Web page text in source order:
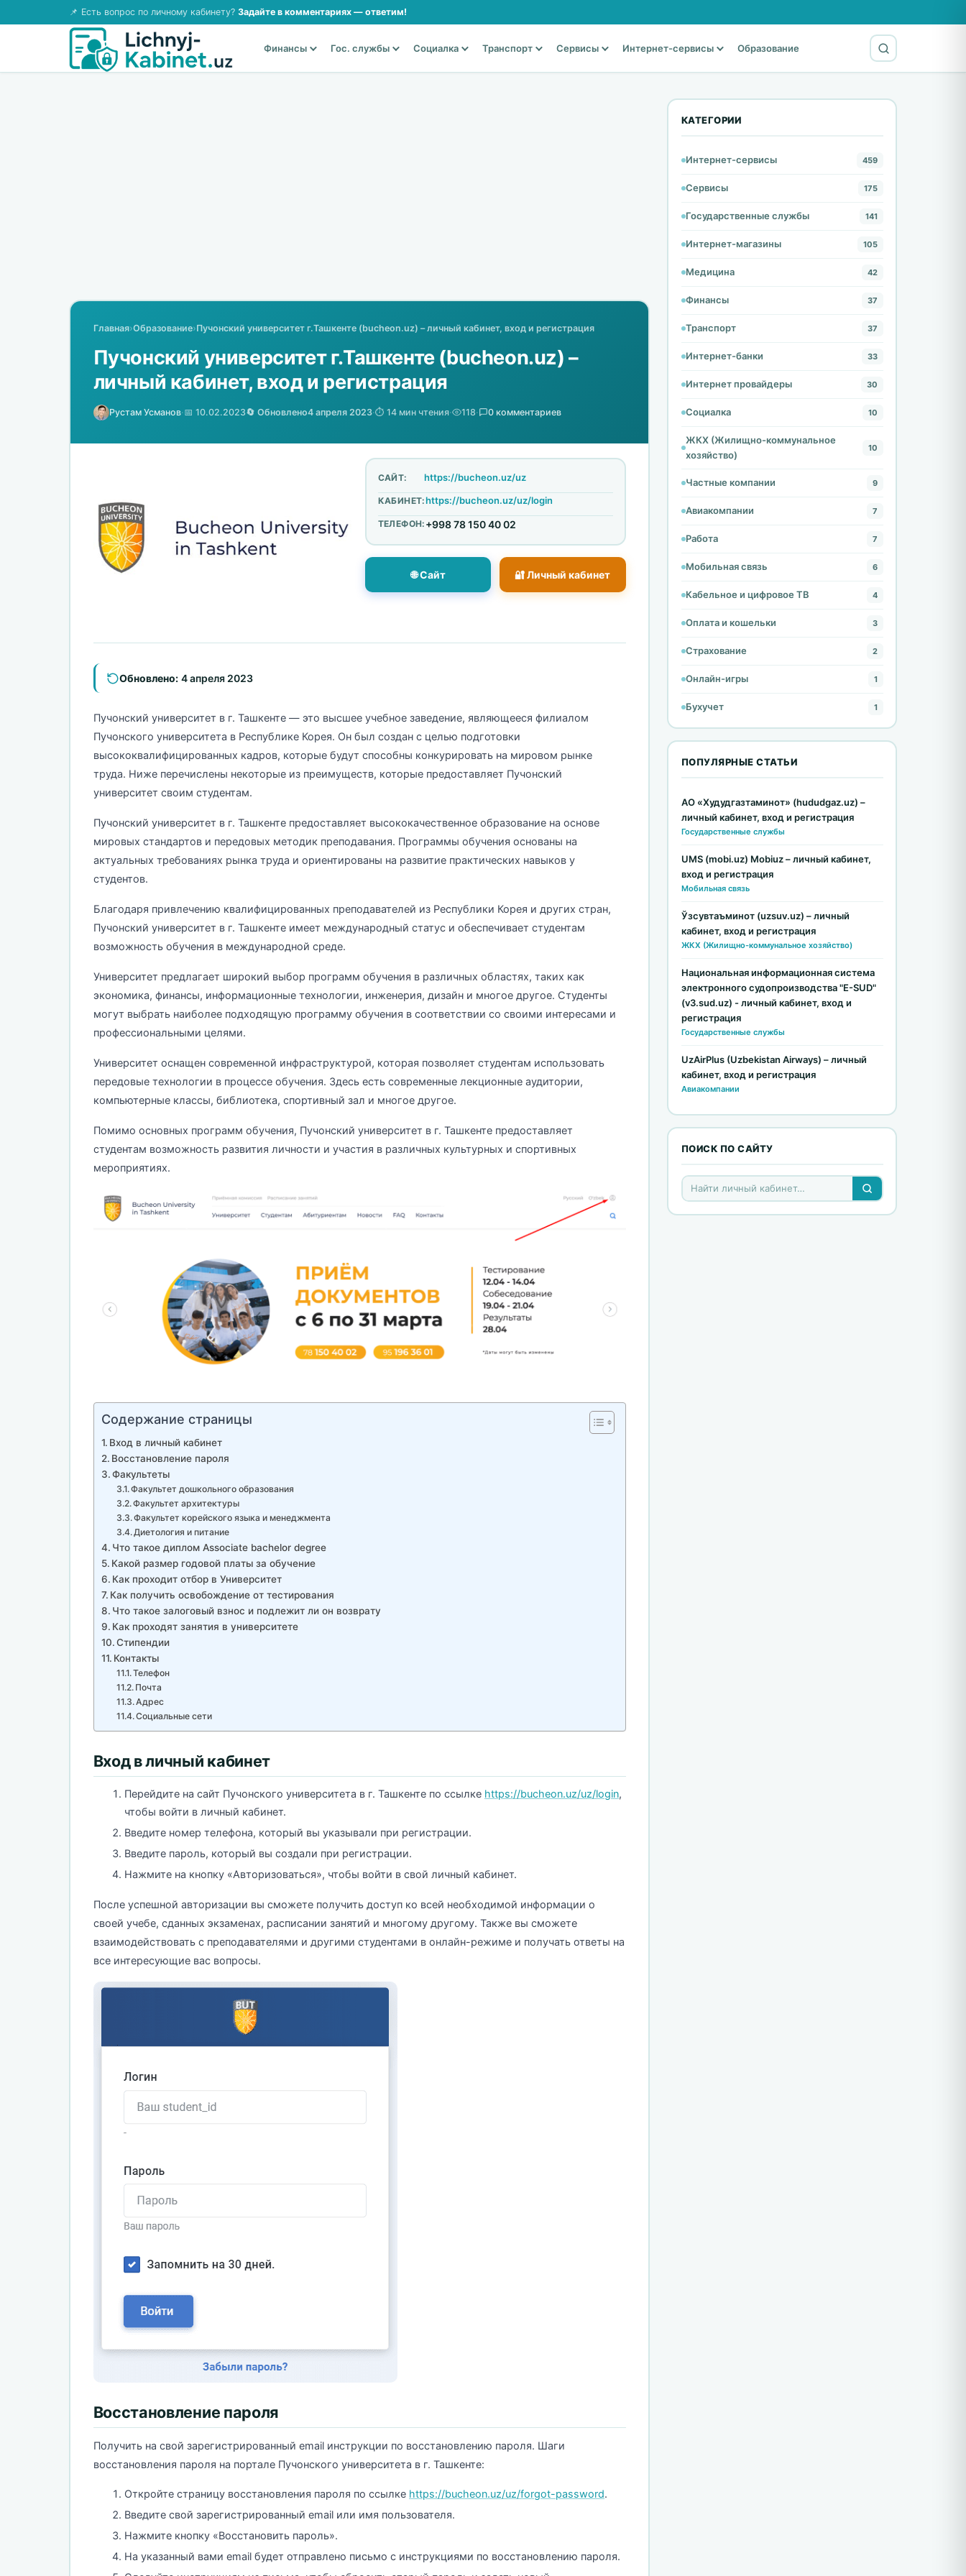
📌 Есть вопрос по личному кабинету? Задайте в комментариях — ответим!
Финансы Гос. службы Социалка Транспорт Сервисы Интернет-сервисы Образование
Главная›Образование›Пучонский университет г.Ташкенте (bucheon.uz) – личный кабинет, вход и регистрация
Пучонский университет г.Ташкенте (bucheon.uz) –
личный кабинет, вход и регистрация
Рустам Усманов·📅 10.02.2023🔄 Обновлено4 апреля 2023·⏱️ 14 мин чтения· 118· 0 комментариев
САЙТ: https://bucheon.uz/uz
КАБИНЕТ:https://bucheon.uz/uz/login
ТЕЛЕФОН: +998 78 150 40 02
🌐 Сайт 🔐 Личный кабинет
Обновлено: 4 апреля 2023
Пучонский университет в г. Ташкенте — это высшее учебное заведение, являющееся филиалом
Пучонского университета в Республике Корея. Он был создан с целью подготовки
высококвалифицированных кадров, которые будут способны конкурировать на мировом рынке
труда. Ниже перечислены некоторые из преимуществ, которые предоставляет Пучонский
университет своим студентам.
Пучонский университет в г. Ташкенте предоставляет высококачественное образование на основе
мировых стандартов и передовых методик преподавания. Программы обучения основаны на
актуальных требованиях рынка труда и ориентированы на развитие практических навыков у
студентов.
Благодаря привлечению квалифицированных преподавателей из Республики Корея и других стран,
Пучонский университет в г. Ташкенте имеет международный статус и обеспечивает студентам
возможность обучения в международной среде.
Университет предлагает широкий выбор программ обучения в различных областях, таких как
экономика, финансы, информационные технологии, инженерия, дизайн и многое другое. Студенты
могут выбрать наиболее подходящую программу обучения в соответствии со своими интересами и
профессиональными целями.
Университет оснащен современной инфраструктурой, которая позволяет студентам использовать
передовые технологии в процессе обучения. Здесь есть современные лекционные аудитории,
компьютерные классы, библиотека, спортивный зал и многое другое.
Помимо основных программ обучения, Пучонский университет в г. Ташкенте предоставляет
студентам возможность развития личности и участия в различных культурных и спортивных
мероприятиях.
Содержание страницы
Вход в личный кабинет
Восстановление пароля
Факультеты
Факультет дошкольного образования
Факультет архитектуры
Факультет корейского языка и менеджмента
Диетология и питание
Что такое диплом Associate bachelor degree
Какой размер годовой платы за обучение
Как проходит отбор в Университет
Как получить освобождение от тестирования
Что такое залоговый взнос и подлежит ли он возврату
Как проходят занятия в университете
Стипендии
Контакты
Телефон
Почта
Адрес
Социальные сети
Вход в личный кабинет
Перейдите на сайт Пучонского университета в г. Ташкенте по ссылке https://bucheon.uz/uz/login,
чтобы войти в личный кабинет.
Введите номер телефона, который вы указывали при регистрации.
Введите пароль, который вы создали при регистрации.
Нажмите на кнопку «Авторизоваться», чтобы войти в свой личный кабинет.
После успешной авторизации вы сможете получить доступ ко всей необходимой информации о
своей учебе, сданных экзаменах, расписании занятий и многому другому. Также вы сможете
взаимодействовать с преподавателями и другими студентами в онлайн-режиме и получать ответы на
все интересующие вас вопросы.
Восстановление пароля
Получить на свой зарегистрированный email инструкции по восстановлению пароля. Шаги
восстановления пароля на портале Пучонского университета в г. Ташкенте:
Откройте страницу восстановления пароля по ссылке https://bucheon.uz/uz/forgot-password.
Введите свой зарегистрированный email или имя пользователя.
Нажмите кнопку «Восстановить пароль».
На указанный вами email будет отправлено письмо с инструкциями по восстановлению пароля.
КАТЕГОРИИ
Интернет-сервисы 459
Сервисы 175
Государственные службы 141
Интернет-магазины 105
Медицина 42
Финансы 37
Транспорт 37
Интернет-банки 33
Интернет провайдеры 30
Социалка 10
ЖКХ (Жилищно-коммунальное
хозяйство)
10
Частные компании 9
Авиакомпании 7
Работа 7
Мобильная связь 6
Кабельное и цифровое ТВ 4
Оплата и кошельки 3
Страхование 2
Онлайн-игры 1
Бухучет 1
ПОПУЛЯРНЫЕ СТАТЬИ
АО «Худудгазтаминот» (hududgaz.uz) –
личный кабинет, вход и регистрация
Государственные службы
UMS (mobi.uz) Mobiuz – личный кабинет,
вход и регистрация
Мобильная связь
Ўзсувтаъминот (uzsuv.uz) – личный
кабинет, вход и регистрация
ЖКХ (Жилищно-коммунальное хозяйство)
Национальная информационная система
электронного судопроизводства "E-SUD"
(v3.sud.uz) - личный кабинет, вход и
регистрация
Государственные службы
UzAirPlus (Uzbekistan Airways) – личный
кабинет, вход и регистрация
Авиакомпании
ПОИСК ПО САЙТУ